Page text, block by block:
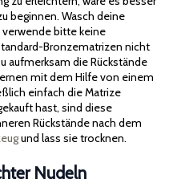
beginnen. Wasch deine
verwende bitte keine
Bronzematrizen nicht
aufmerksam die Rückstände
mit dem Hilfe von einem
einfach die Matrize
hast, sind diese
Rückstände nach dem
und lass sie trocknen.
Nudeln